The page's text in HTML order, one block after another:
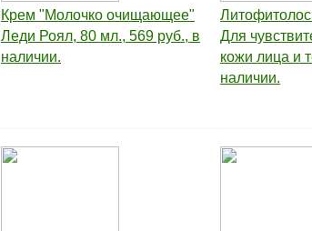
Крем "Молочко очищающее"
Леди Роял, 80 мл., 569 руб., в
наличии.
Для
кожи лица и
наличии.